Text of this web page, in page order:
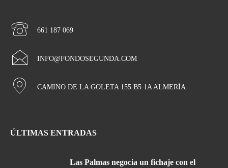
661 187 069
INFO@FONDOSEGUNDA.COM
CAMINO DE LA GOLETA 155 B5 1A ALMERÍA
ÚLTIMAS ENTRADAS
Las Palmas negocia un fichaje con el